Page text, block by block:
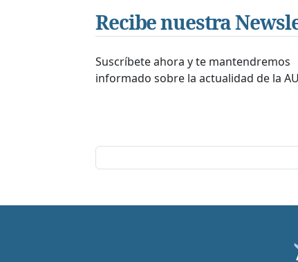
Recibe nuestra
Suscríbete ahora y te mantendremos
informado sobre la actualidad de la